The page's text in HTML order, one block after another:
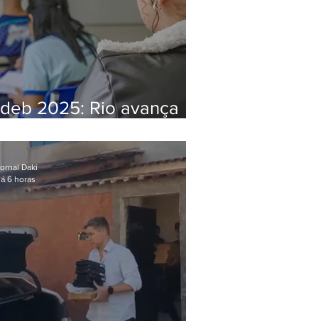
2025: Rio avança
da média nacional
Daki
6 horas